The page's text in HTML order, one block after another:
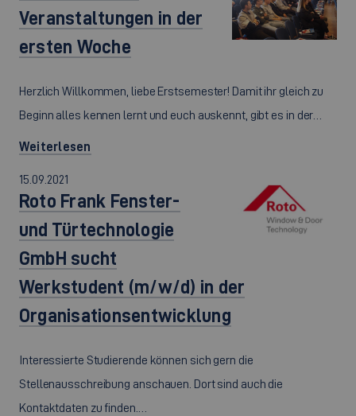
Veranstaltungen in der
ersten Woche
Herzlich Willkommen, liebe Erstsemester! Damit ihr gleich zu
Beginn alles kennen lernt und euch auskennt, gibt es in der…
Weiterlesen
15.09.2021
Roto Frank Fenster-
und Türtechnologie
GmbH sucht
Werkstudent (m/w/d) in der
Organisationsentwicklung
Interessierte Studierende können sich gern die
Stellenausschreibung anschauen. Dort sind auch die
Kontaktdaten zu finden.…